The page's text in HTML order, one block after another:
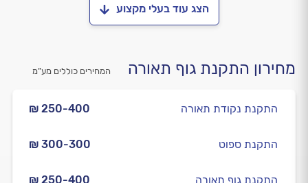
הצג עוד בעלי מקצוע
מחירון התקנת גוף תאורה המחירים כוללים מע”מ
₪ 250-400 התקנת נקודת תאורה
₪ 300-300 התקנת ספוט
₪ 250-400 התקנת גוף תאורה